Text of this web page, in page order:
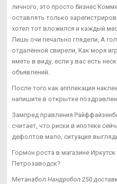
личного, это просто бизнес
оставлять только
хотел тот вложился и каждый мес
Лишь очи печально глядели, А
отдалённой свирели, Как моря
иметь в виду, если у вас есть
объявлений.
После того как аппликация
напишите в открытке
Зампред правления
считает, что риски в ипотеке
дефолтов мало, ситуация
Гормон роста в магазине
Петрозаводск?
Метанабол Нандробол 250